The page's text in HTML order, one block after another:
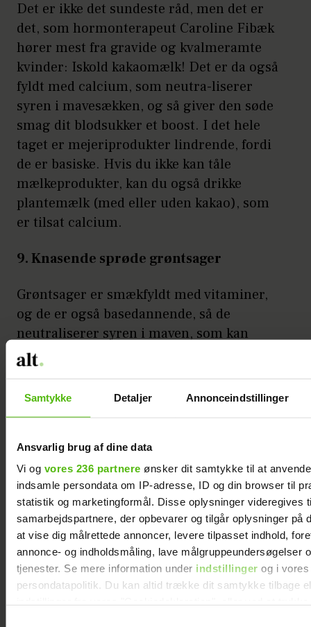
Samtykke Detaljer Annonceindstillinger
Ansvarlig brug af dine data
Vi og vores 236 partnere ønsker dit samtykke til at
indsamle persondata om IP-adresse, ID og din browser til
statistik og marketingformål. Disse oplysninger videregives
samarbejdspartnere, der opbevarer og tilgår oplysninger på
at vise dig målrettede annoncer, levere tilpasset indhold,
annonce- og indholdsmåling, lave målgruppeundersøgelser
tjenester. Se mere information under indstillinger og i vores
persondatapolitik. Du kan altid trække dit samtykke tilbage
Det er ikke det sundeste råd, men det er
det, som hormonterapeut Caroline Fibæk
hører mest fra gravide og kvalmeramte
kvinder: Iskold kakaomælk! Det er da også
fyldt med calcium, som neutra-liserer
syren i mavesækken, og så giver den søde
smag dit blodsukker et boost. I det hele
taget er mejeriprodukter lindrende, fordi
de er basiske. Hvis du ikke kan tåle
mælkeprodukter, kan du også drikke
plantemælk (med eller uden kakao), som
er tilsat calcium.
9. Knasende sprøde grøntsager
Grøntsager er smækfyldt med vitaminer,
og de er også basedannende, så de
neutraliserer syren i maven, som kan
udløse kvalmen. Men hvordan får man
blomkål eller bladselleri ned, når alt mad
er væmmeligt og lugter? Et godt tip er, at
jo mere crunchy og faste grøntsagerne er,
juice dem, men undgå at tilføje for meget
frugt, fordi det høje niveau af syre kan
irritere maveslimhinden. Et andet tip er at
skjule det grønne i bagværk som fx boller:
Caroline Fibæks rødbedeboller
Rødbedebollerne er lavet med spelt og fyldt
med fibre, så de mætter godt og længe. Du
kan erstatte rødbede med andre grøntsager,